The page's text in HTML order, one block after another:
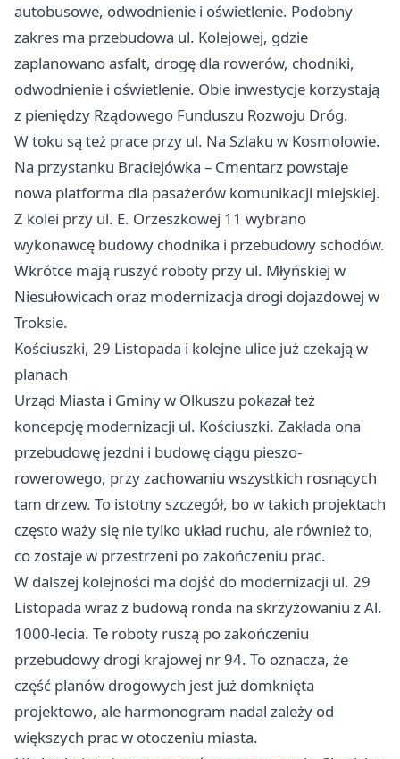
autobusowe, odwodnienie i oświetlenie. Podobny
zakres ma przebudowa ul. Kolejowej, gdzie
zaplanowano asfalt, drogę dla rowerów, chodniki,
odwodnienie i oświetlenie. Obie inwestycje korzystają
z pieniędzy Rządowego Funduszu Rozwoju Dróg.
W toku są też prace przy ul. Na Szlaku w Kosmolowie.
Na przystanku Braciejówka – Cmentarz powstaje
nowa platforma dla pasażerów komunikacji miejskiej.
Z kolei przy ul. E. Orzeszkowej 11 wybrano
wykonawcę budowy chodnika i przebudowy schodów.
Wkrótce mają ruszyć roboty przy ul. Młyńskiej w
Niesułowicach oraz modernizacja drogi dojazdowej w
Troksie.
Kościuszki, 29 Listopada i kolejne ulice już czekają w
planach
Urząd Miasta i Gminy w Olkuszu pokazał też
koncepcję modernizacji ul. Kościuszki. Zakłada ona
przebudowę jezdni i budowę ciągu pieszo-
rowerowego, przy zachowaniu wszystkich rosnących
tam drzew. To istotny szczegół, bo w takich projektach
często waży się nie tylko układ ruchu, ale również to,
co zostaje w przestrzeni po zakończeniu prac.
W dalszej kolejności ma dojść do modernizacji ul. 29
Listopada wraz z budową ronda na skrzyżowaniu z Al.
1000-lecia. Te roboty ruszą po zakończeniu
przebudowy drogi krajowej nr 94. To oznacza, że
część planów drogowych jest już domknięta
projektowo, ale harmonogram nadal zależy od
większych prac w otoczeniu miasta.